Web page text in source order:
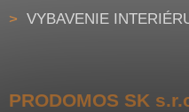
VYBAVENIE
PRODOMOS SK